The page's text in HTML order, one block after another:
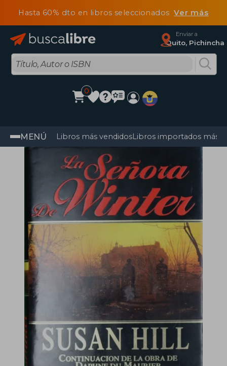
Hasta 60% dto en libros seleccionadosVer más
Enviar a
Quito, Pichincha
0
MENÚ Libros más vendidosLibros importados más